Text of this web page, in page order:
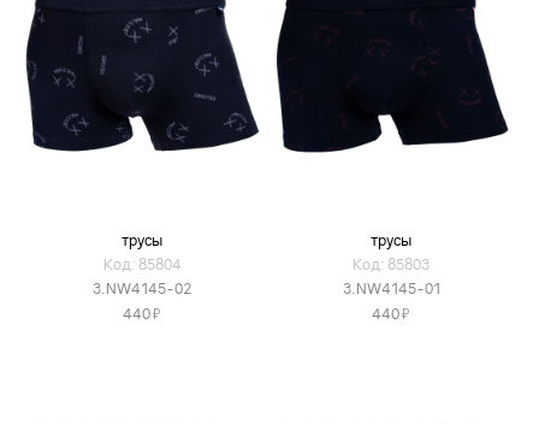
трусы
Код: 85804
3.NW4145-02
440Я
трусы
Код: 85803
3.NW4145-01
440Я